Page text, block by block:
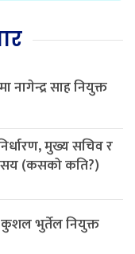
साह नियुक्त
मुख्य सचिव र
सय (कसको कति?)
कुशल भुर्तेल नियुक्त